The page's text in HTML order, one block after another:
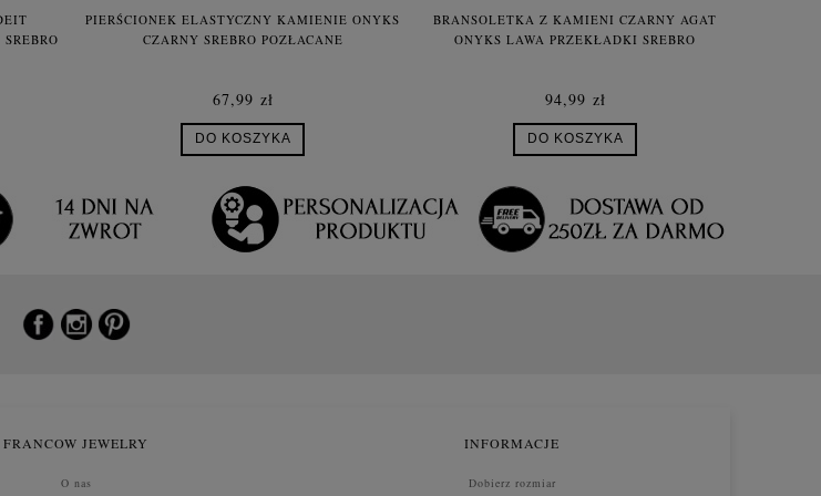
PIERŚCIONEK ELASTYCZNY KAMIENIE ONYKS
CZARNY SREBRO POZŁACANE
67,99 zł
DO KOSZYKA
BRANSOLETKA Z KAMIENI CZARNY AGAT
ONYKS LAWA PRZEKŁADKI SREBRO
94,99 zł
DO KOSZYKA
FRANCOW JEWELRY
O nas
INFORMACJE
Dobierz rozmiar